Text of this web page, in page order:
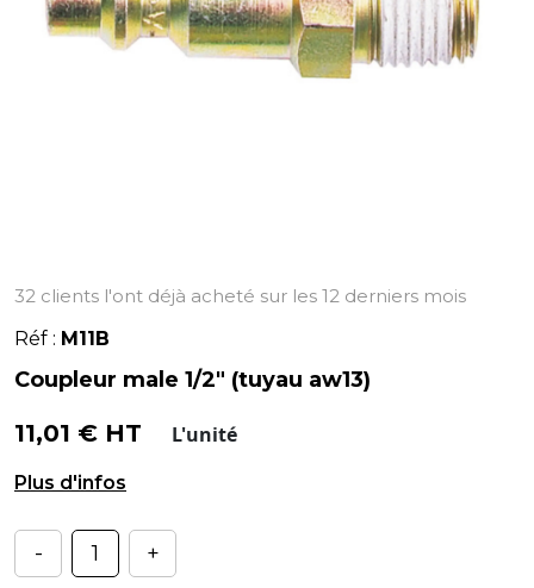
32 clients l'ont déjà acheté sur les 12 derniers mois
Réf : M11B
Coupleur male 1/2" (tuyau aw13)
11,01 € HT L'unité
Coupleur mâle - Filetage 1/2".
- +